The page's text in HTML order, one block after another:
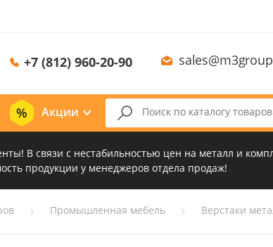
+7 (812) 960-20-90
Акции
В связи с нестабильностью цен на металл и
продукции у менеджеров отдела продаж!
Промышленная мебель Верстаки